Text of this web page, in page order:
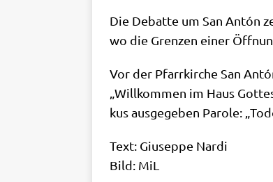
Die Debat­te um San Antón
wo die Gren­zen einer
Vor der Pfarr­kir­che San
„Will­kom­men im Haus
kus aus­ge­ge­ben Paro­le:
Text: Giu­sep­pe Nar­di
Bild: MiL